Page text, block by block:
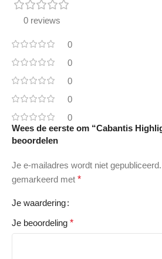
0 reviews
0
0
0
0
0
Wees de eerste om “Cabantis
beoordelen
Je e-mailadres wordt niet gepubliceerd.
gemarkeerd met *
Je waardering
Je beoordeling *